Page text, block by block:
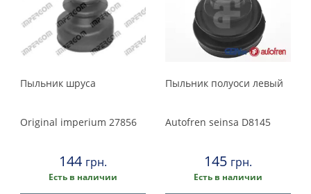
Пыльник шруса
Original imperium 27856
144 грн.
Есть в наличии
Пыльник полуоси левый
Autofren seinsa D8145
145 грн.
Есть в наличии